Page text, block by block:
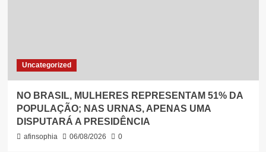
Uncategorized
NO BRASIL, MULHERES REPRESENTAM 51% DA
POPULAÇÃO; NAS URNAS, APENAS UMA
DISPUTARÁ A PRESIDÊNCIA
afinsophia 06/08/2026 0